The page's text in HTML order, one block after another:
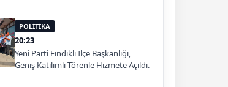
POLİTİKA
20:23
Yeni Parti Fındıklı İlçe Başkanlığı,
Geniş Katılımlı Törenle Hizmete Açıldı.